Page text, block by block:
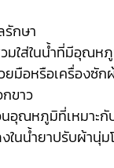
รักษา
มใส่ในน้ำที่มีอุณห
ยมือหรือเครื่องซัก
ขาว
นอุณหภูมิที่เหมาะกั
ในน้ำยาปรับผ้านุ่